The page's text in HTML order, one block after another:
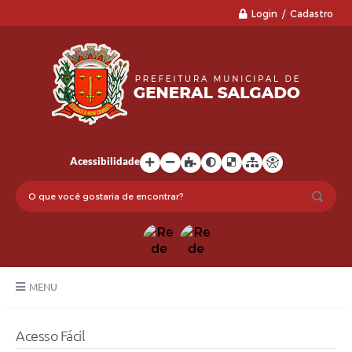
Login / Cadastro
Acessibilidade
MENU
Acesso Fácil